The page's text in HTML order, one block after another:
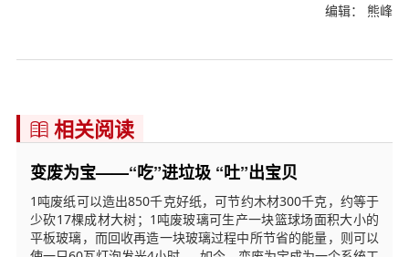
编辑： 熊峰
 相关阅读
变废为宝——“吃”进垃圾 “吐”出宝贝
1吨废纸可以造出850千克好纸，可节约木材300千克，约等于
少砍17棵成材大树；1吨废玻璃可生产一块篮球场面积大小的
平板玻璃，而回收再造一块玻璃过程中所节省的能量，则可以